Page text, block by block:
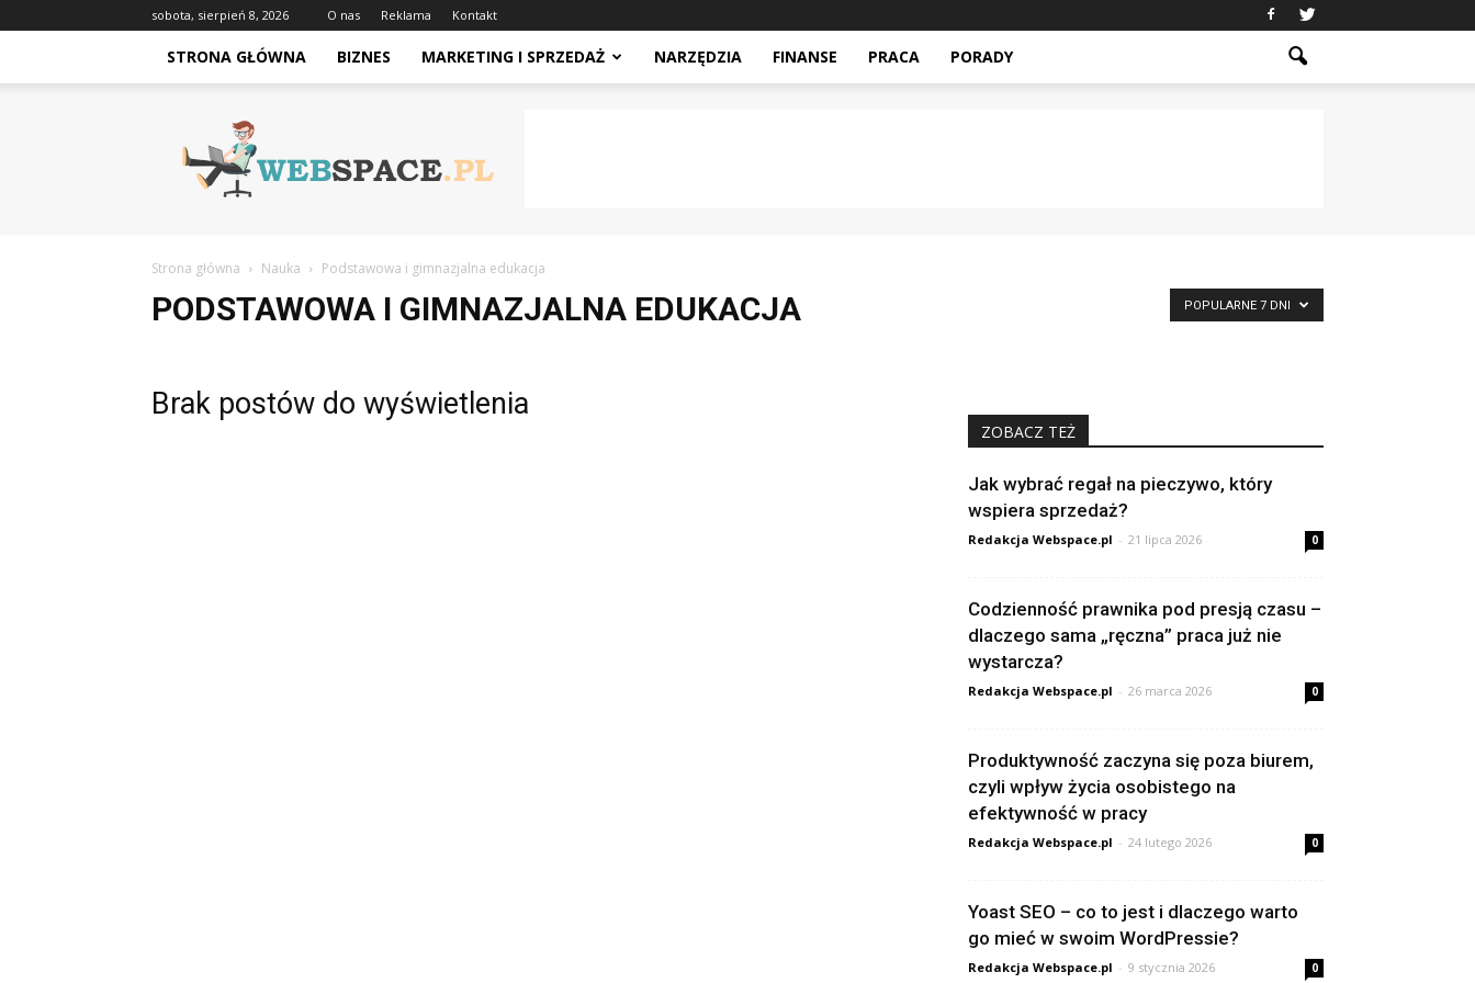
sobota, sierpień 8, 2026 O nas Reklama Kontakt
STRONA GŁÓWNA BIZNES MARKETING I SPRZEDAŻ NARZĘDZIA FINANSE PRACA PORADY
Webspace.pl
Strona główna Nauka Podstawowa i gimnazjalna edukacja
PODSTAWOWA I GIMNAZJALNA EDUKACJA POPULARNE 7 DNI
Brak postów do wyświetlenia
ZOBACZ TEŻ
Jak wybrać regał na pieczywo, który
wspiera sprzedaż?
Redakcja Webspace.pl - 21 lipca 2026 0
Codzienność prawnika pod presją czasu –
dlaczego sama „ręczna” praca już nie
wystarcza?
Redakcja Webspace.pl - 26 marca 2026 0
Produktywność zaczyna się poza biurem,
czyli wpływ życia osobistego na
efektywność w pracy
Redakcja Webspace.pl - 24 lutego 2026 0
Yoast SEO – co to jest i dlaczego warto
go mieć w swoim WordPressie?
Redakcja Webspace.pl - 9 stycznia 2026 0